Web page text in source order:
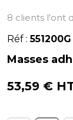
8 clients l'ont
Réf :551200G
Masses
53,59 €